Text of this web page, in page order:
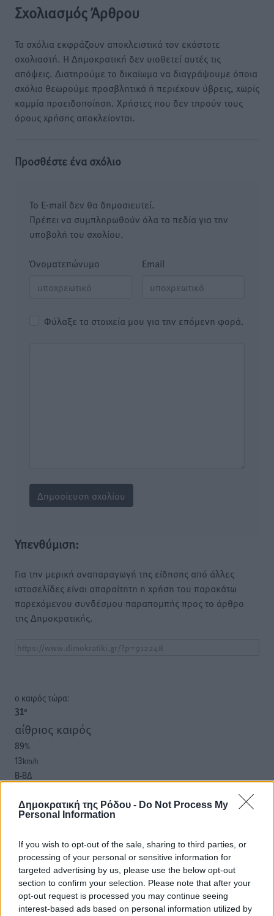
Δημοκρατική της Ρόδου - Do Not Process My
Personal Information
If you wish to opt-out of the sale, sharing to third parties, or
processing of your personal or sensitive information for
targeted advertising by us, please use the below opt-out
section to confirm your selection. Please note that after your
opt-out request is processed you may continue seeing
interest-based ads based on personal information utilized by
Σχολιασμός Άρθρου
Τα σχόλια εκφράζουν αποκλειστικά τον εκάστοτε
σχολιαστή. Η Δημοκρατική δεν υιοθετεί αυτές τις
απόψεις. Διατηρούμε το δικαίωμα να διαγράψουμε όποια
σχόλια θεωρούμε προσβλητικά ή περιέχουν ύβρεις, χωρίς
καμμία προειδοποίηση. Χρήστες που δεν τηρούν τους
όρους χρήσης αποκλείονται.
Προσθέστε ένα σχόλιο
Το E-mail δεν θα δημοσιευτεί.
Πρέπει να συμπληρωθούν όλα τα πεδία για την
υποβολή του σχολίου.
Όνοματεπώνυμο Email
Φύλαξε τα στοιχεία μου για την επόμενη φορά.
Υπενθύμιση:
Για την μερική αναπαραγωγή της είδησης από άλλες
ιστοσελίδες είναι απαραίτητη η χρήση του παρακάτω
παρεχόμενου συνδέσμου παραπομπής προς το άρθρο
της Δημοκρατικής.
o καιρός τώρα:
31°
αίθριος καιρός
89%
13km/h
Β-ΒΔ
06:19
20:05
32 °
ΔΕ
ΤΡ
28°